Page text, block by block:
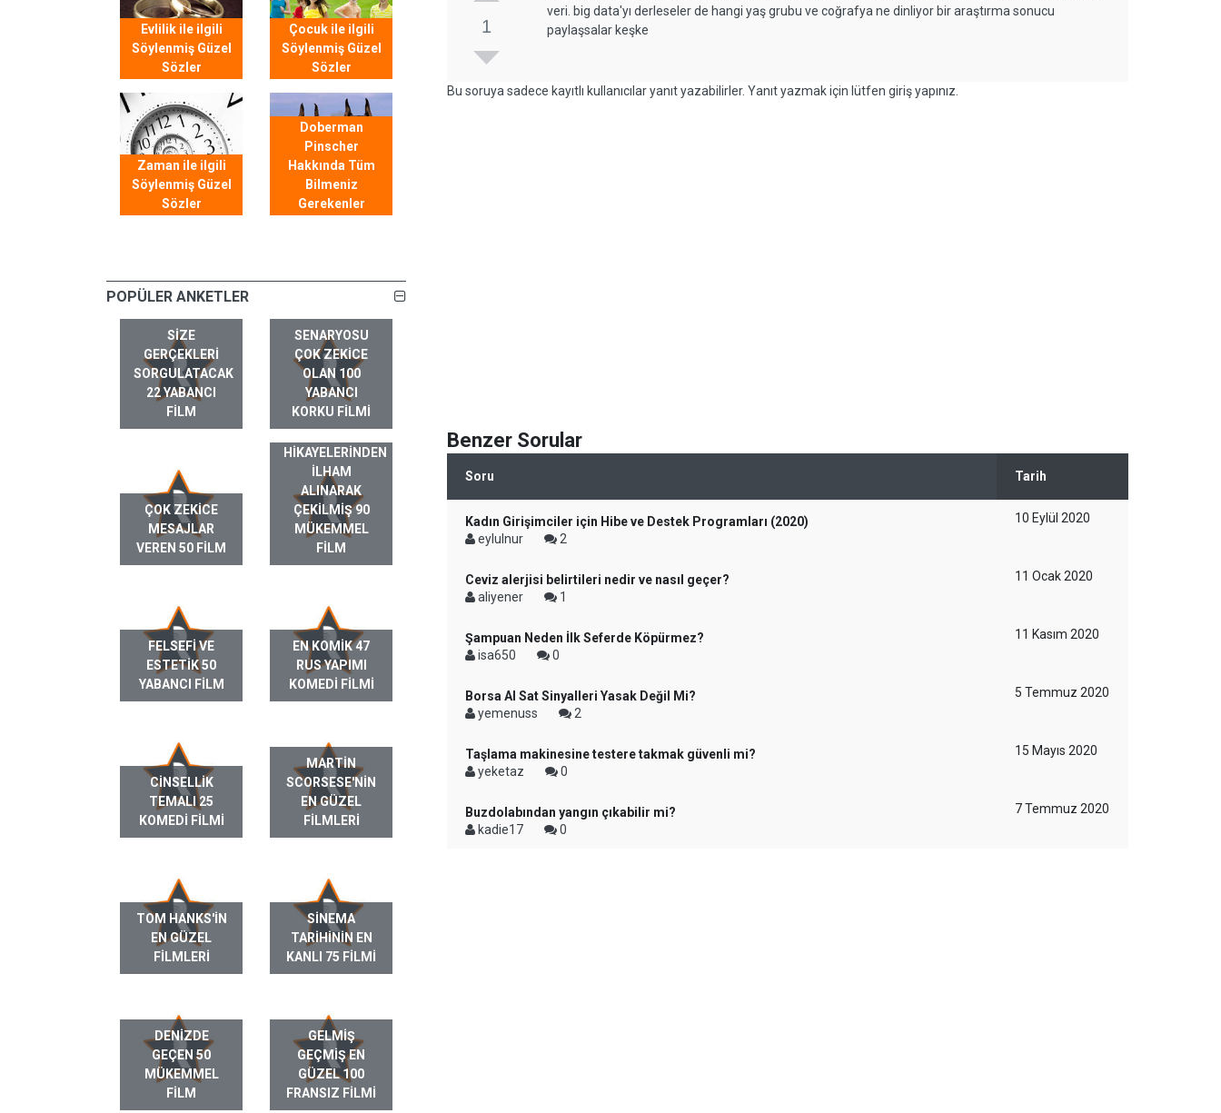
Evlilik ile ilgili
Söylenmiş Güzel
Sözler
Çocuk ile ilgili
Söylenmiş Güzel
Sözler
Zaman ile ilgili
Söylenmiş Güzel
Sözler
Doberman
Pinscher
Hakkında Tüm
Bilmeniz
Gerekenler
POPÜLER ANKETLER
SIZE
GERÇEKLERI
SORGULATACAK
22 YABANCI
FILM
SENARYOSU
ÇOK ZEKICE
OLAN 100
YABANCI
KORKU FILMI
ÇOK ZEKICE
MESAJLAR
VEREN 50 FILM
GERÇEK HAYAT
HIKAYELERINDEN
ILHAM
ALINARAK
ÇEKILMIŞ 90
MÜKEMMEL
FILM
FELSEFI VE
ESTETIK 50
YABANCI FILM
EN KOMIK 47
RUS YAPIMI
KOMEDI FILMI
CINSELLIK
TEMALI 25
KOMEDI FILMI
MARTIN
SCORSESE'NIN
EN GÜZEL
FILMLERI
TOM HANKS'IN
EN GÜZEL
FILMLERI
SINEMA
TARIHININ EN
KANLI 75 FILMI
DENIZDE
GEÇEN 50
MÜKEMMEL
FILM
GELMIŞ
GEÇMIŞ EN
GÜZEL 100
FRANSIZ FILMI
1
veri. big data'yı derleseler de hangi yaş grubu ve coğrafya ne dinliyor bir araştırma sonucu
paylaşsalar keşke
Bu soruya sadece kayıtlı kullanıcılar yanıt yazabilirler. Yanıt yazmak için lütfen giriş yapınız.
Benzer Sorular
Soru Tarih
Kadın Girişimciler için Hibe ve Destek Programları (2020)
eylulnur
2
10 Eylül 2020
Ceviz alerjisi belirtileri nedir ve nasıl geçer?
aliyener
1
11 Ocak 2020
Şampuan Neden İlk Seferde Köpürmez?
isa650
0
11 Kasım 2020
Borsa Al Sat Sinyalleri Yasak Değil Mi?
yemenuss
2
5 Temmuz 2020
Taşlama makinesine testere takmak güvenli mi?
yeketaz
0
15 Mayıs 2020
Buzdolabından yangın çıkabilir mi?
kadie17
0
7 Temmuz 2020